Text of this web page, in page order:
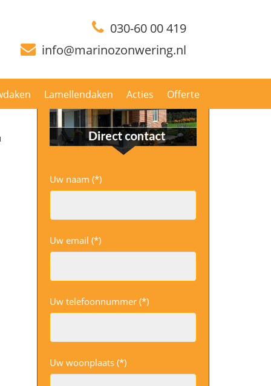
030-60 00 419
info@marinozonwering.nl
Lamellendaken Acties Offerte
Over Marino Zonwering
Uw naam (*)
Uw email (*)
Uw telefoonnummer (*)
Uw woonplaats (*)